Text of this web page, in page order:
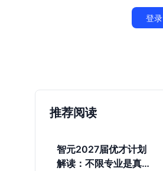
登录
推荐阅读
智元2027届优才计划
解读：不限专业是真的